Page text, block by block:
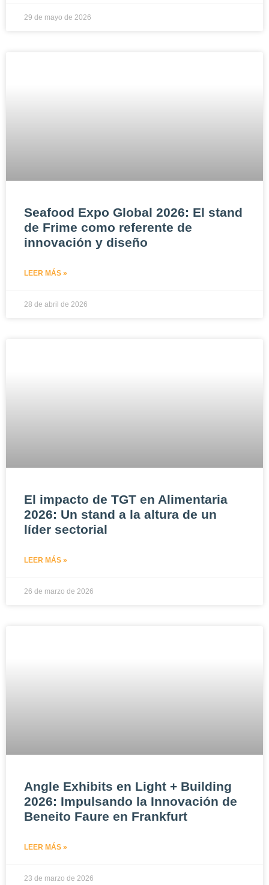
29 de mayo de 2026
Seafood Expo Global 2026: El stand
de Frime como referente de
innovación y diseño
LEER MÁS »
28 de abril de 2026
El impacto de TGT en Alimentaria
2026: Un stand a la altura de un
líder sectorial
LEER MÁS »
26 de marzo de 2026
Angle Exhibits en Light + Building
2026: Impulsando la Innovación de
Beneito Faure en Frankfurt
LEER MÁS »
23 de marzo de 2026